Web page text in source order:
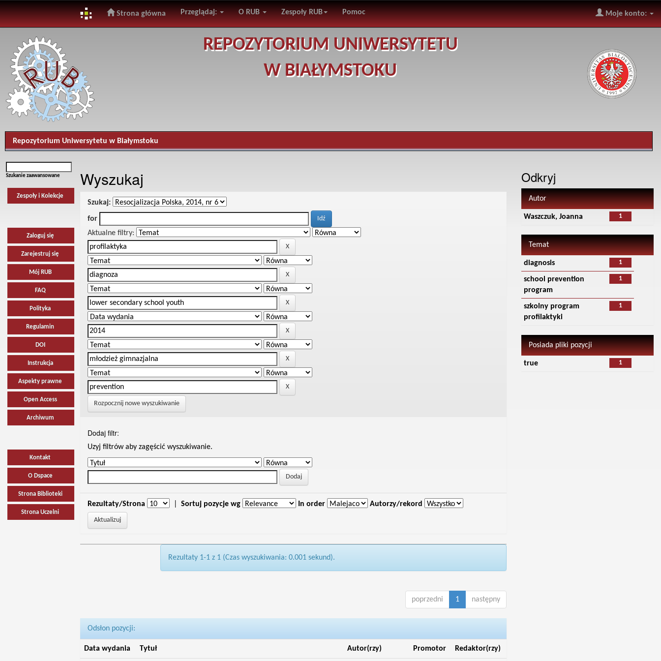
navigation
Strona główna Przeglądaj: O RUB Zespoły RUB Pomoc Moje konto:
REPOZYTORIUM UNIWERSYTETU
W BIAŁYMSTOKU
Repozytorium Uniwersytetu w Białymstoku
Szukanie zaawansowane
Zespoły i Kolekcje
Zaloguj się
Zarejestruj się
Mój RUB
FAQ
Polityka
Regulamin
DOI
Instrukcja
Aspekty prawne
Open Access
Archiwum
Kontakt
O Dspace
Strona Biblioteki
Strona Uczelni
Wyszukaj
Szukaj:
for
Aktualne filtry:
Rozpocznij nowe wyszukiwanie
Dodaj filtr:
Uzyj filtrów aby zagęścić wyszukiwanie.
Rezultaty/Strona Sortuj pozycje wg In order Autorzy/rekord
Rezultaty 1-1 z 1 (Czas wyszukiwania: 0.001 sekund).
poprzedni 1 następny
Odsłon pozycji:
Data wydania Tytuł Autor(rzy) Promotor Redaktor(rzy)
Odkryj
Autor
1
Waszczuk, Joanna
Temat
1
diagnosis
1
school prevention
program
1
szkolny program
profilaktyki
Posiada pliki pozycji
1
true